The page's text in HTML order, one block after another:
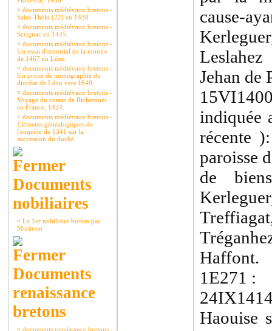
¤ documents médiévaux bretons -
Saint-Thélo (22) en 1438
¤ documents médiévaux bretons -
Scrignac en 1445
¤ documents médiévaux bretons -
Un essai d'armorial de la montre
de 1467 en Léon
¤ documents médiévaux bretons -
Un projet de monographie du
diocèse de Léon vers 1640
¤ documents médiévaux bretons -
Voyage du comte de Richemont
en France, 1424.
¤ documents médiévaux bretons -
Éléments généalogiques de
l'enquête de 1341 sur la
succession du duché
Documents
nobiliaires
¤ Le 1er nobiliaire breton par
Missirien
Documents
renaissance
bretons
¤ documents renaissance bretons -
cause-
Jehan de
indiquée
récente
paroisse
de
Haffont.
1E271 :
Haouise